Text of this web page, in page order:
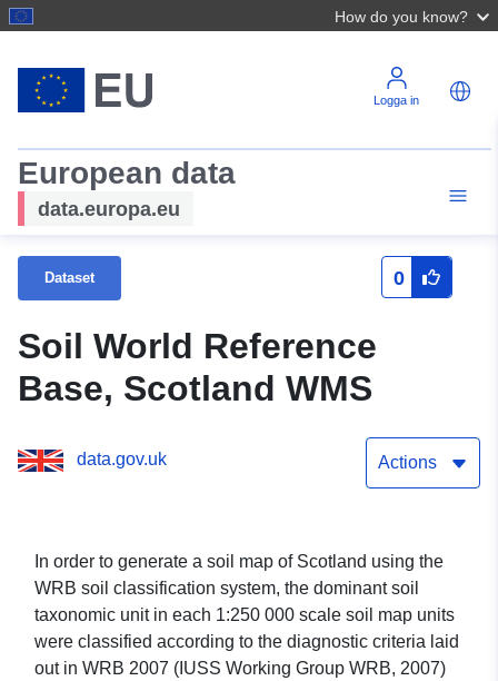
How do you know?
Logga in
European data
data.europa.eu
Dataset 0
Soil World Reference
Base, Scotland WMS
data.gov.uk Actions
In order to generate a soil map of Scotland using the
WRB soil classification system, the dominant soil
taxonomic unit in each 1:250 000 scale soil map units
were classified according to the diagnostic criteria laid
out in WRB 2007 (IUSS Working Group WRB, 2007)